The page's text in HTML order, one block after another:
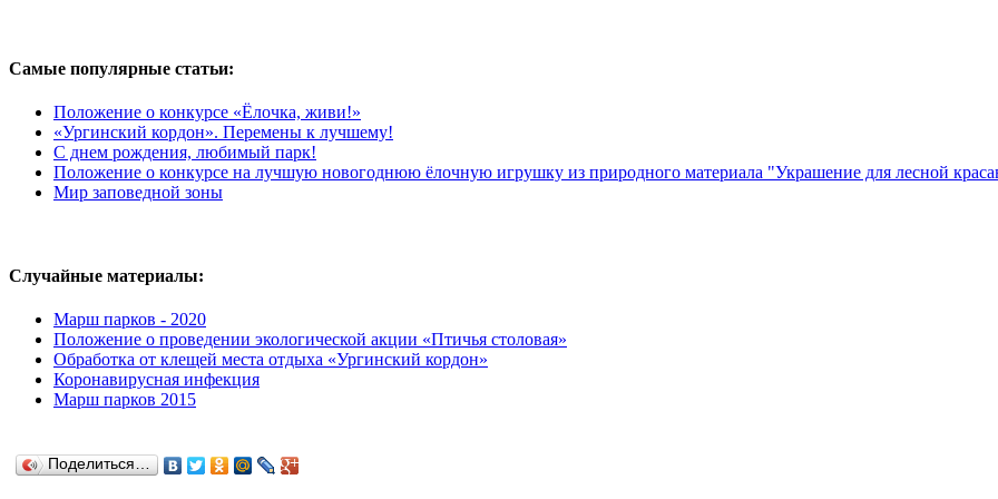
Самые популярные статьи:
Положение о конкурсе «Ёлочка, живи!»
«Ургинский кордон». Перемены к лучшему!
С днем рождения, любимый парк!
Положение о конкурсе на лучшую новогоднюю ёлочную игрушку из природного материала "Украшение для лесной
Мир заповедной зоны
Случайные материалы:
Марш парков - 2020
Положение о проведении экологической акции «Птичья столовая»
Обработка от клещей места отдыха «Ургинский кордон»
Коронавирусная инфекция
Марш парков 2015
Поделиться…